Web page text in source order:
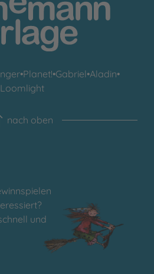
•Planet!•Gabriel•Aladin•
Loomlight
nach oben
und